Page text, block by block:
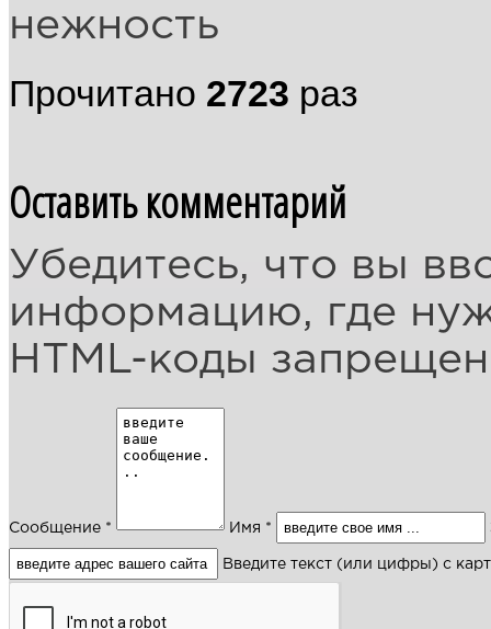
нежность
Прочитано 2723 раз
Оставить комментарий
Убедитесь, что вы
информацию, где
HTML-коды
Сообщение * Имя *
Введите текст (или цифры) с